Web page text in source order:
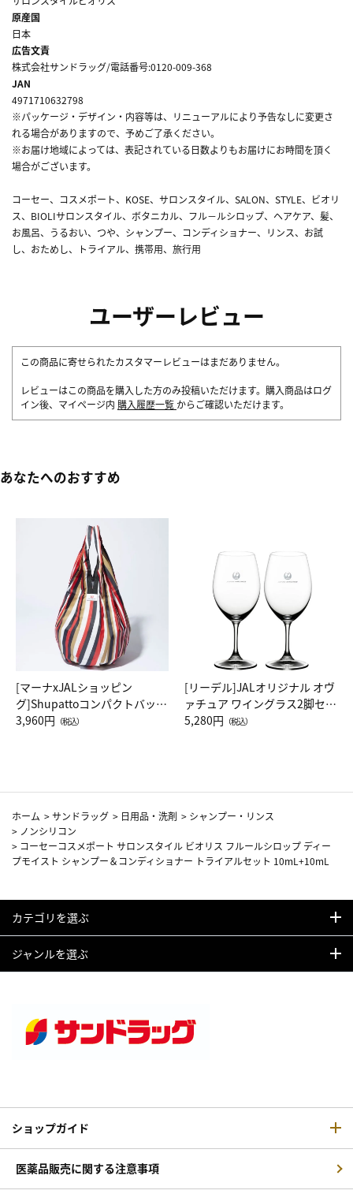
原産国
日本
広告文責
株式会社サンドラッグ/電話番号:0120-009-368
JAN
4971710632798
※パッケージ・デザイン・内容等は、リニューアルにより予告なしに変更さ
れる場合がありますので、予めご了承ください。
※お届け地域によっては、表記されている日数よりもお届けにお時間を頂く
場合がございます。
コーセー、コスメポート、KOSE、サロンスタイル、SALON、STYLE、ビオリ
ス、BIOLIサロンスタイル、ボタニカル、フル－ルシロップ、ヘアケア、髪、
お風呂、うるおい、つや、シャンプー、コンディショナー、リンス、お試
し、おためし、トライアル、携帯用、旅行用
ユーザーレビュー
この商品に寄せられたカスタマーレビューはまだありません。
レビューはこの商品を購入した方のみ投稿いただけます。購入商品はログ
イン後、マイページ内 購入履歴一覧 からご確認いただけます。
あなたへのおすすめ
[マーナxJALショッピン
グ]Shupattoコンパクトバッグ
Drop JAL客室乗務員（LC）ス
3,960円 （税込）
[リーデル]JALオリジナル オヴ
ァチュア ワイングラス2脚セッ
ト（レッドワイン）
5,280円 （税込）
ホーム >サンドラッグ > 日用品・洗剤 > シャンプー・リンス
> ノンシリコン
> コーセーコスメポート サロンスタイル ビオリス フルールシロップ ディー
プモイスト シャンプー＆コンディショナー トライアルセット 10mL+10mL
カテゴリを選ぶ
ジャンルを選ぶ
ショップガイド
医薬品販売に関する注意事項